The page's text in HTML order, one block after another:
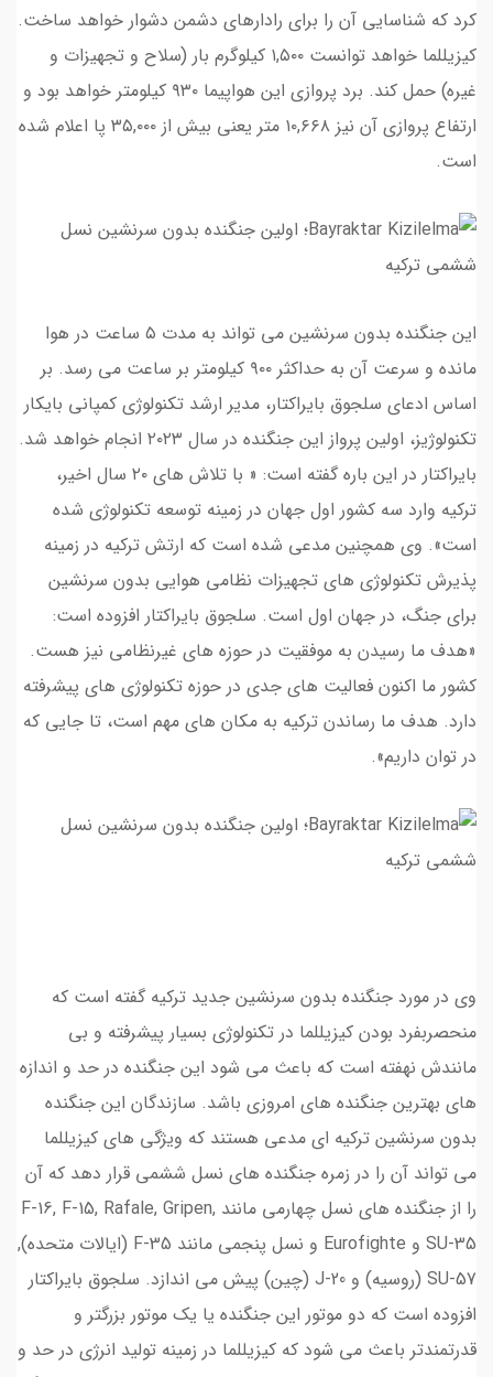
کرد که شناسایی آن را برای رادارهای دشمن دشوار خواهد ساخت.
کیزیللما خواهد توانست ۱,۵۰۰ کیلوگرم بار (سلاح و تجهیزات و
غیره) حمل کند. برد پروازی این هواپیما ۹۳۰ کیلومتر خواهد بود و
ارتفاع پروازی آن نیز ۱۰,۶۶۸ متر یعنی بیش از ۳۵,۰۰۰ پا اعلام شده
است.
این جنگنده بدون سرنشین می تواند به مدت ۵ ساعت در هوا
مانده و سرعت آن به حداکثر ۹۰۰ کیلومتر بر ساعت می رسد. بر
اساس ادعای سلجوق بایراکتار، مدیر ارشد تکنولوژی کمپانی بایکار
تکنولوژیز، اولین پرواز این جنگنده در سال ۲۰۲۳ انجام خواهد شد.
بایراکتار در این باره گفته است: « با تلاش های ۲۰ سال اخیر،
ترکیه وارد سه کشور اول جهان در زمینه توسعه تکنولوژی شده
است». وی همچنین مدعی شده است که ارتش ترکیه در زمینه
پذیرش تکنولوژی های تجهیزات نظامی هوایی بدون سرنشین
برای جنگ، در جهان اول است. سلجوق بایراکتار افزوده است:
«هدف ما رسیدن به موفقیت در حوزه های غیرنظامی نیز هست.
کشور ما اکنون فعالیت های جدی در حوزه تکنولوژی های پیشرفته
دارد. هدف ما رساندن ترکیه به مکان های مهم است، تا جایی که
در توان داریم».
وی در مورد جنگنده بدون سرنشین جدید ترکیه گفته است که
منحصربفرد بودن کیزیللما در تکنولوژی بسیار پیشرفته و بی
مانندش نهفته است که باعث می شود این جنگنده در حد و اندازه
های بهترین جنگنده های امروزی باشد. سازندگان این جنگنده
بدون سرنشین ترکیه ای مدعی هستند که ویژگی های کیزیللما
می تواند آن را در زمره جنگنده های نسل ششمی قرار دهد که آن
را از جنگنده های نسل چهارمی مانند F-16, F-15, Rafale, Gripen,
SU-35 و Eurofighte و نسل پنجمی مانند F-35 (ایالات متحده),
SU-57 (روسیه) و J-20 (چین) پیش می اندازد. سلجوق بایراکتار
افزوده است که دو موتور این جنگنده یا یک موتور بزرگتر و
قدرتمندتر باعث می شود که کیزیللما در زمینه تولید انرژی در حد و